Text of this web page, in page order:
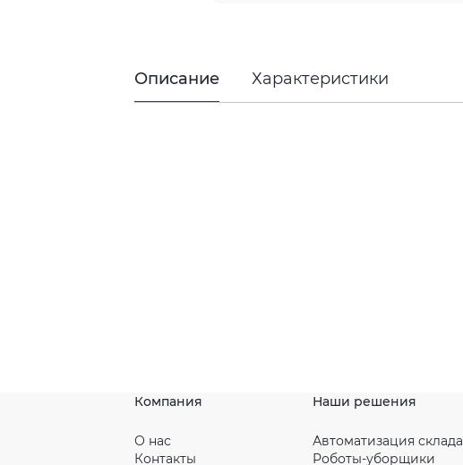
Описание Характеристики
Компания
О нас
Контакты
Наши решения
Автоматизация склада
Роботы-уборщики